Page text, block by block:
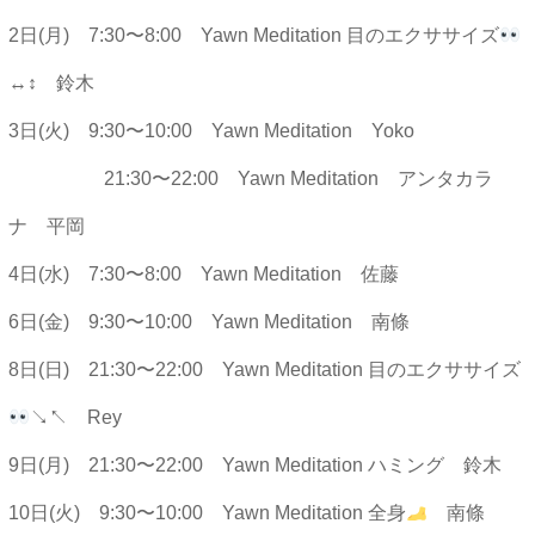
2日(月) 7:30〜8:00 Yawn Meditation 目のエクササイズ
↔︎↕︎ 鈴木
3日(火) 9:30〜10:00 Yawn Meditation Yoko
21:30〜22:00 Yawn Meditation アンタカラ
ナ 平岡
4日(水) 7:30〜8:00 Yawn Meditation 佐藤
6日(金) 9:30〜10:00 Yawn Meditation 南條
8日(日) 21:30〜22:00 Yawn Meditation 目のエクササイズ
↘︎↖︎ Rey
9日(月) 21:30〜22:00 Yawn Meditation ハミング 鈴木
10日(火) 9:30〜10:00 Yawn Meditation 全身 南條